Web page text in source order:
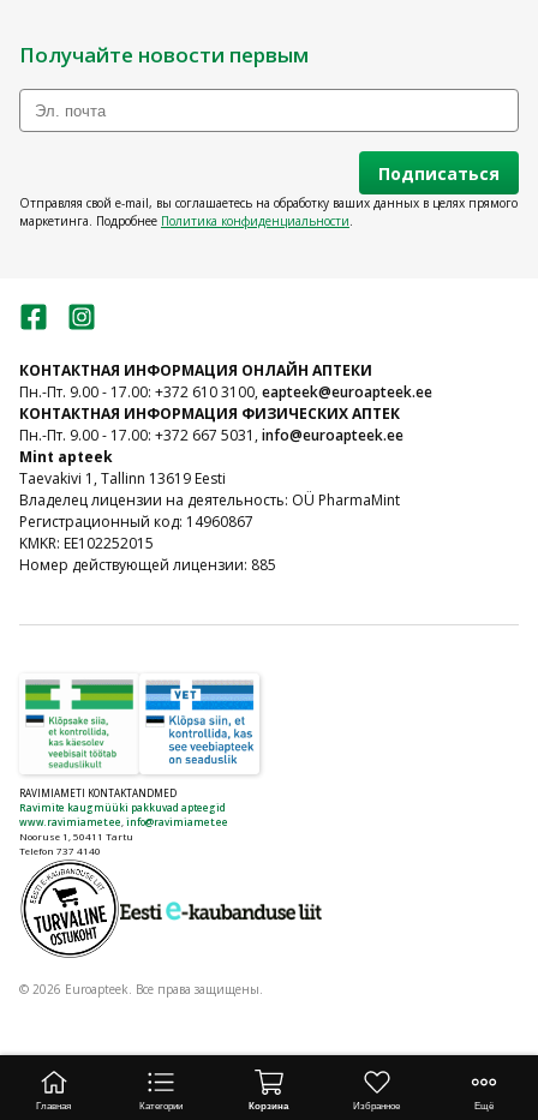
Получайте новости первым
Подписаться
Отправляя свой e-mail, вы соглашаетесь на обработку ваших данных в целях прямого
маркетинга. Подробнее Политика конфиденциальности.
КОНТАКТНАЯ ИНФОРМАЦИЯ ОНЛАЙН АПТЕКИ
Пн.-Пт. 9.00 - 17.00: +372 610 3100,eapteek@euroapteek.ee
КОНТАКТНАЯ ИНФОРМАЦИЯ ФИЗИЧЕСКИХ АПТЕК
Пн.-Пт. 9.00 - 17.00: +372 667 5031,info@euroapteek.ee
Mint apteek
Taevakivi 1, Tallinn 13619 Eesti
Владелец лицензии на деятельность: OÜ PharmaMint
Регистрационный код: 14960867
KMKR: EE102252015
Номер действующей лицензии: 885
RAVIMIAMETI KONTAKTANDMED
Ravimite kaugmüüki pakkuvad apteegid
www.ravimiamet.ee info@ravimiamet.ee
Nooruse 1, 50411 Tartu
Telefon 737 4140
© 2026 Euroapteek. Все права защищены.
Главная Категории Корзина Избранное Ещё